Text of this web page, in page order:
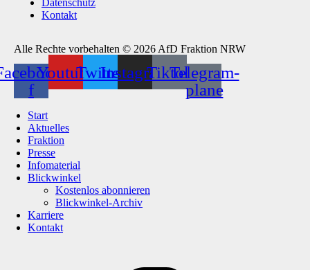
Datenschutz
Kontakt
Alle Rechte vorbehalten © 2026 AfD Fraktion NRW
f
YoutubeTwitterInstagramTiktokTelegram-
plane
Start
Aktuelles
Fraktion
Presse
Infomaterial
Blickwinkel
Kostenlos abonnieren
Blickwinkel-Archiv
Karriere
Kontakt